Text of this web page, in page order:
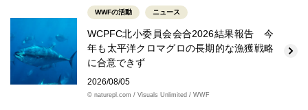
WWFの活動 ニュース
WCPFC北小委員会会合2026結果報告 今
年も太平洋クロマグロの長期的な漁獲戦略
に合意できず
2026/08/05
© naturepl.com / Visuals Unlimited / WWF